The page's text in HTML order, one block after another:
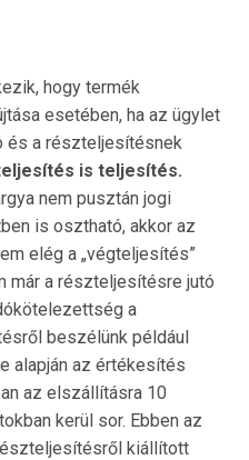
hogy termék
esetében, ha az ügylet
és a részteljesítésnek
is teljesítés.
nem pusztán jogi
is osztható, akkor az
elég a „végteljesítés”
már a részteljesítésre jutó
a
beszélünk például
alapján az értékesítés
az elszállításra 10
kerül sor. Ebben az
kiállított